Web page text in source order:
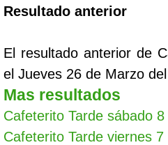
Resultado anterior
El resultado anterior de
el Jueves 26 de Marzo
Mas resultados
Cafeterito Tarde sábado
Cafeterito Tarde viernes